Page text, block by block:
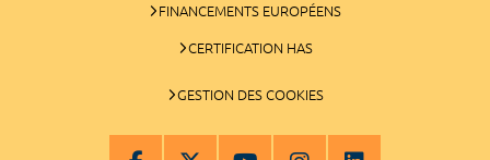
FINANCEMENTS EUROPÉENS
CERTIFICATION HAS
GESTION DES COOKIES